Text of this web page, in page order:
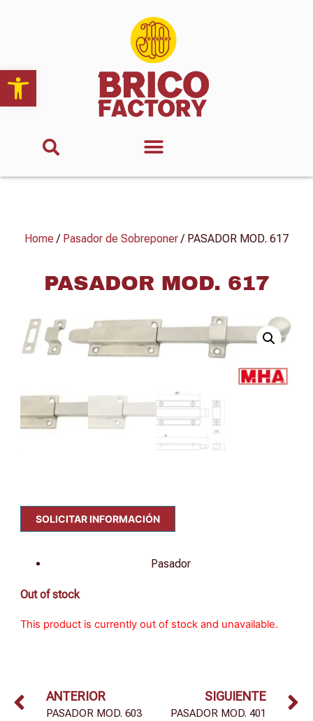
Abrir barra de herramientas
Home/ Pasador de Sobreponer/ PASADOR MOD. 617
PASADOR MOD. 617
SOLICITAR INFORMACIÓN
Pasador
Out of stock
This product is currently out of stock and unavailable.
ANTERIOR
PASADOR MOD. 603
SIGUIENTE
PASADOR MOD. 401